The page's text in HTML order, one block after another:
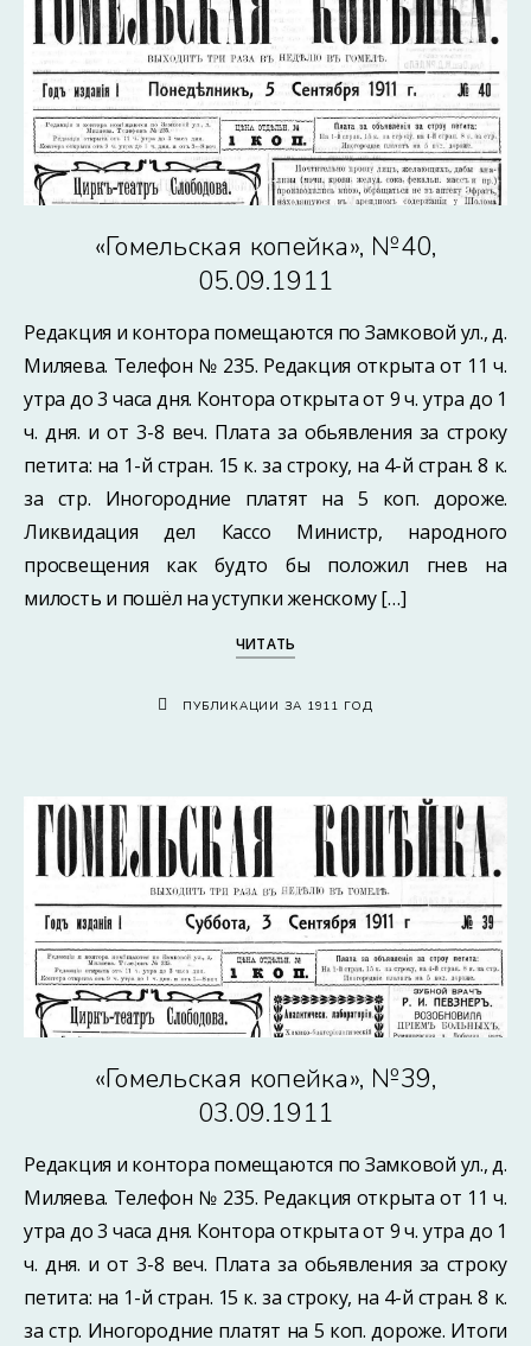
«Гомельская копейка», №40,
05.09.1911
Редакция и контора помещаются по Замковой ул., д.
Миляева. Телефон № 235. Редакция открыта от 11 ч.
утра до 3 часа дня. Контора открыта от 9 ч. утра до 1
ч. дня. и от 3-8 веч. Плата за обьявления за строку
петита: на 1-й стран. 15 к. за строку, на 4-й стран. 8 к.
за стр. Иногородние платят на 5 коп. дороже.
Ликвидация дел Кассо Министр, народного
просвещения как будто бы положил гнев на
милость и пошёл на уступки женскому […]
ЧИТАТЬ
ПУБЛИКАЦИИ ЗА 1911 ГОД
«Гомельская копейка», №39,
03.09.1911
Редакция и контора помещаются по Замковой ул., д.
Миляева. Телефон № 235. Редакция открыта от 11 ч.
утра до 3 часа дня. Контора открыта от 9 ч. утра до 1
ч. дня. и от 3-8 веч. Плата за обьявления за строку
петита: на 1-й стран. 15 к. за строку, на 4-й стран. 8 к.
за стр. Иногородние платят на 5 коп. дороже. Итоги